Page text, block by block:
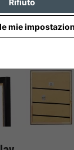
Rifiuto
mie